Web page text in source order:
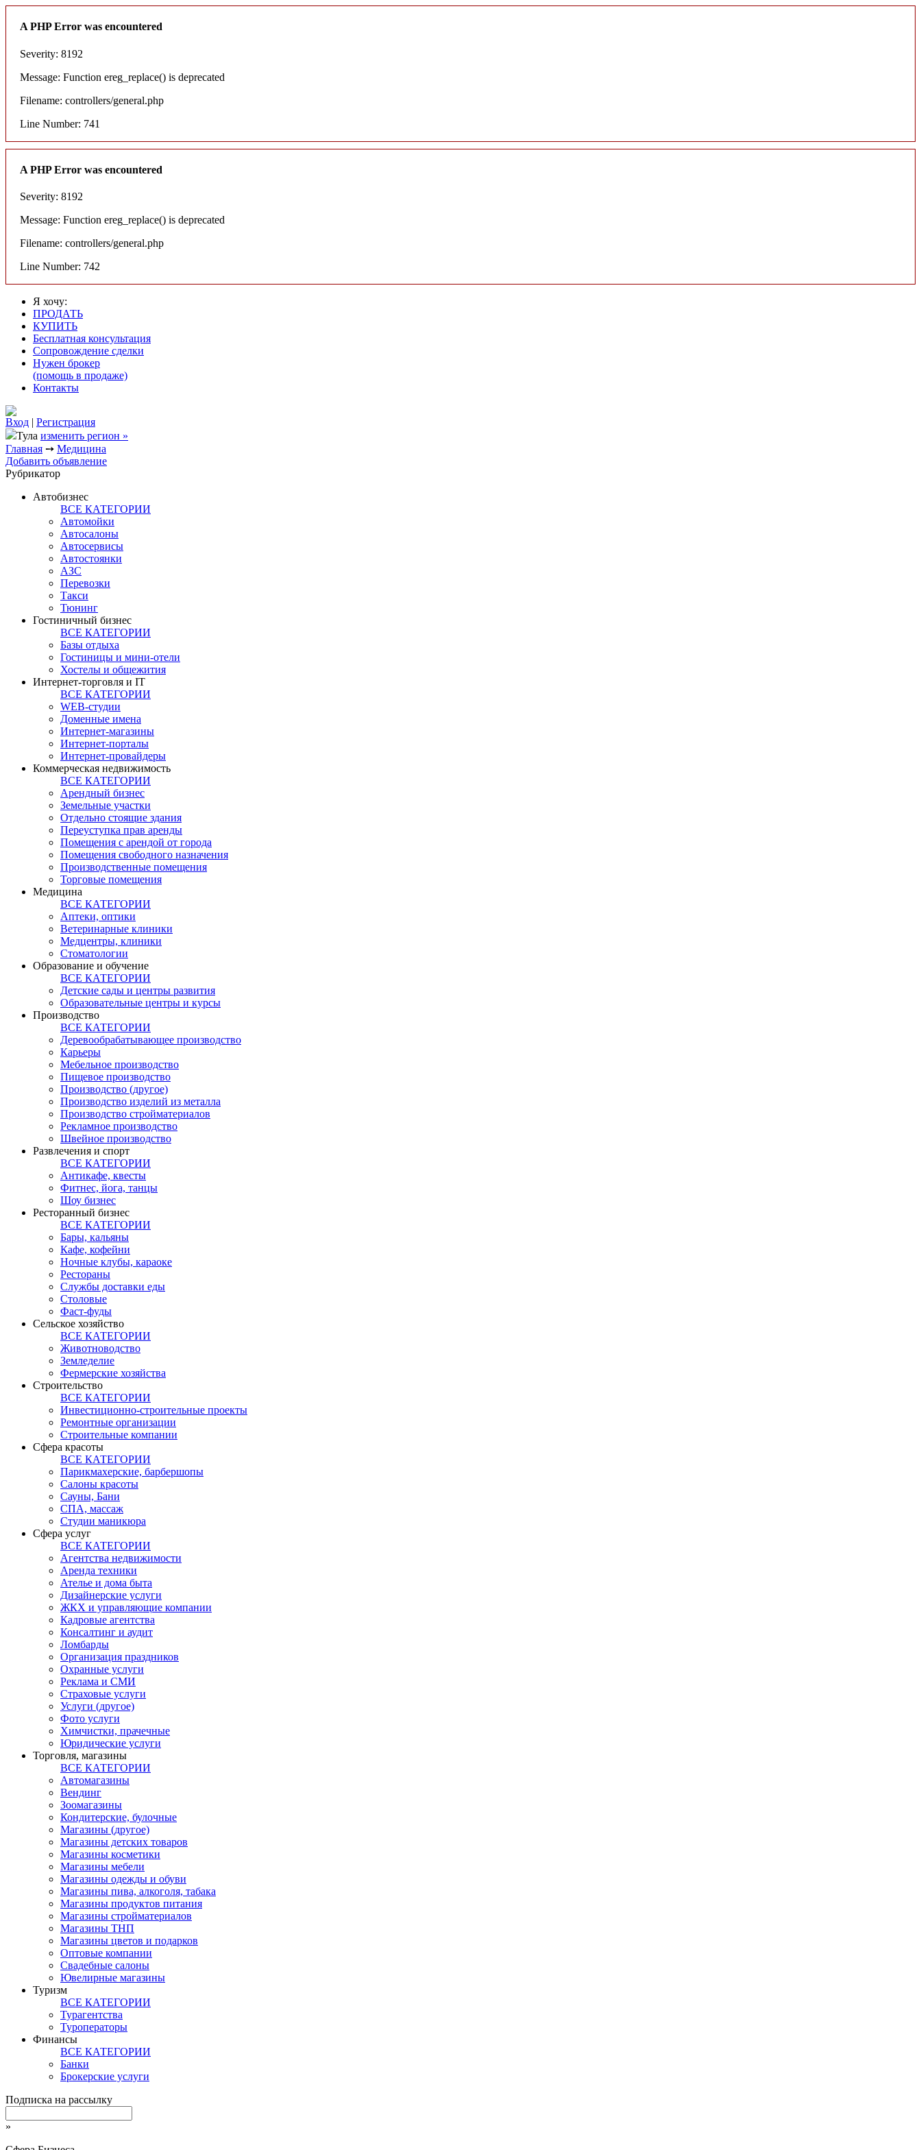
A PHP Error was encountered
Severity: 8192
Message: Function ereg_replace() is deprecated
Filename: controllers/general.php
Line Number: 741
A PHP Error was encountered
Severity: 8192
Message: Function ereg_replace() is deprecated
Filename: controllers/general.php
Line Number: 742
Я хочу:
ПРОДАТЬ
КУПИТЬ
Бесплатная консультация
Сопровождение сделки
Нужен брокер
(помощь в продаже)
Контакты
Вход | Регистрация
Тула изменить регион »
Главная ➙ Медицина
Добавить объявление
Рубрикатор
Автобизнес
ВСЕ КАТЕГОРИИ
Автомойки
Автосалоны
Автосервисы
Автостоянки
АЗС
Перевозки
Такси
Тюнинг
Гостиничный бизнес
ВСЕ КАТЕГОРИИ
Базы отдыха
Гостиницы и мини-отели
Хостелы и общежития
Интернет-торговля и IT
ВСЕ КАТЕГОРИИ
WEB-студии
Доменные имена
Интернет-магазины
Интернет-порталы
Интернет-провайдеры
Коммерческая недвижимость
ВСЕ КАТЕГОРИИ
Арендный бизнес
Земельные участки
Отдельно стоящие здания
Переуступка прав аренды
Помещения с арендой от города
Помещения свободного назначения
Производственные помещения
Торговые помещения
Медицина
ВСЕ КАТЕГОРИИ
Аптеки, оптики
Ветеринарные клиники
Медцентры, клиники
Стоматологии
Образование и обучение
ВСЕ КАТЕГОРИИ
Детские сады и центры развития
Образовательные центры и курсы
Производство
ВСЕ КАТЕГОРИИ
Деревообрабатывающее производство
Карьеры
Мебельное производство
Пищевое производство
Производство (другое)
Производство изделий из металла
Производство стройматериалов
Рекламное производство
Швейное производство
Развлечения и спорт
ВСЕ КАТЕГОРИИ
Антикафе, квесты
Фитнес, йога, танцы
Шоу бизнес
Ресторанный бизнес
ВСЕ КАТЕГОРИИ
Бары, кальяны
Кафе, кофейни
Ночные клубы, караоке
Рестораны
Службы доставки еды
Столовые
Фаст-фуды
Сельское хозяйство
ВСЕ КАТЕГОРИИ
Животноводство
Земледелие
Фермерские хозяйства
Строительство
ВСЕ КАТЕГОРИИ
Инвестиционно-строительные проекты
Ремонтные организации
Строительные компании
Сфера красоты
ВСЕ КАТЕГОРИИ
Парикмахерские, барбершопы
Салоны красоты
Сауны, Бани
СПА, массаж
Студии маникюра
Сфера услуг
ВСЕ КАТЕГОРИИ
Агентства недвижимости
Аренда техники
Ателье и дома быта
Дизайнерские услуги
ЖКХ и управляющие компании
Кадровые агентства
Консалтинг и аудит
Ломбарды
Организация праздников
Охранные услуги
Реклама и СМИ
Страховые услуги
Услуги (другое)
Фото услуги
Химчистки, прачечные
Юридические услуги
Торговля, магазины
ВСЕ КАТЕГОРИИ
Автомагазины
Вендинг
Зоомагазины
Кондитерские, булочные
Магазины (другое)
Магазины детских товаров
Магазины косметики
Магазины мебели
Магазины одежды и обуви
Магазины пива, алкоголя, табака
Магазины продуктов питания
Магазины стройматериалов
Магазины ТНП
Магазины цветов и подарков
Оптовые компании
Свадебные салоны
Ювелирные магазины
Туризм
ВСЕ КАТЕГОРИИ
Турагентства
Туроператоры
Финансы
ВСЕ КАТЕГОРИИ
Банки
Брокерские услуги
Подписка на рассылку
»